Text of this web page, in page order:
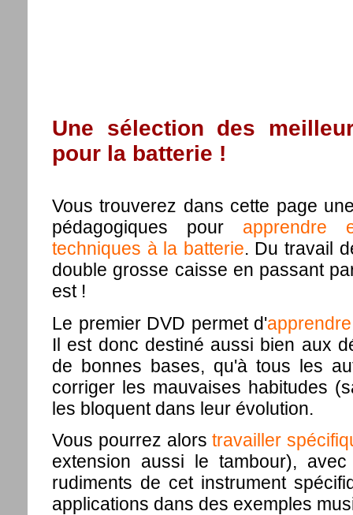
Une sélection des
pour la batterie !
Vous trouverez dans cette page
pédagogiques pour apprendre
techniques à la batterie. Du travail
double grosse caisse en passant
est !
Le premier DVD permet d'
Il est donc destiné aussi bien aux
de bonnes bases, qu'à tous les
corriger les mauvaises habitudes
les bloquent dans leur évolution.
Vous pourrez alorstravailler
extension aussi le tambour),
rudiments de cet instrument
applications dans des exemples